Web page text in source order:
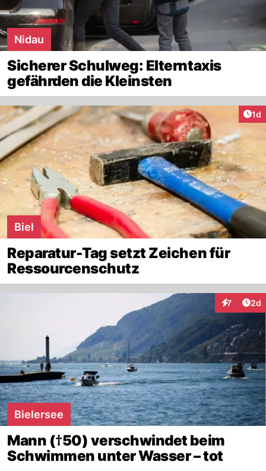
Nidau
Sicherer Schulweg: Elterntaxis
gefährden die Kleinsten
1d
Biel
Reparatur-Tag setzt Zeichen für
Ressourcenschutz
7 2d
Bielersee
Mann (†50) verschwindet beim
Schwimmen unter Wasser – tot